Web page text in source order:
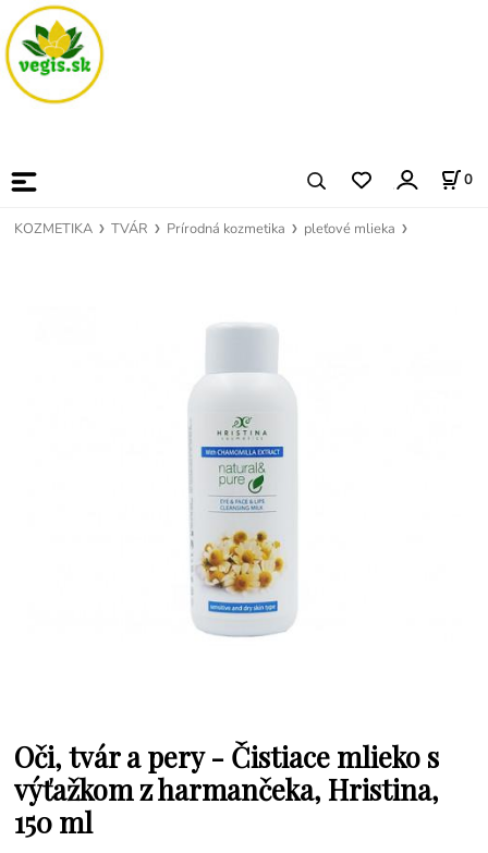
0
KOZMETIKA TVÁR Prírodná kozmetika pleťové mlieka
Oči, tvár a pery - Čistiace mlieko s
výťažkom z harmančeka, Hristina,
150 ml